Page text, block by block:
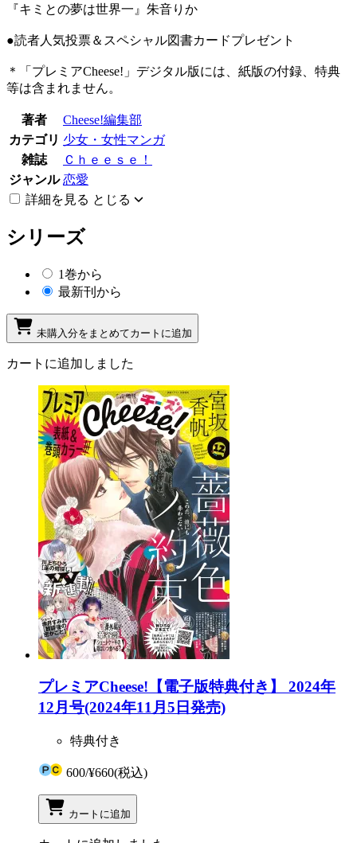
『キミとの夢は世界一』朱音りか
●読者人気投票＆スペシャル図書カードプレゼント
＊「プレミアCheese!」デジタル版には、紙版の付録、特典
等は含まれません。
著者
Cheese!編集部
カテゴリ 少女・女性マンガ
雑誌
Ｃｈｅｅｓｅ！
ジャンル 恋愛
詳細を見る とじる
シリーズ
1巻から
最新刊から
未購入分をまとめてカートに追加
カートに追加しました
プレミアCheese!【電子版特典付き】 2024年
12月号(2024年11月5日発売)
特典付き
600/¥660(税込)
カートに追加